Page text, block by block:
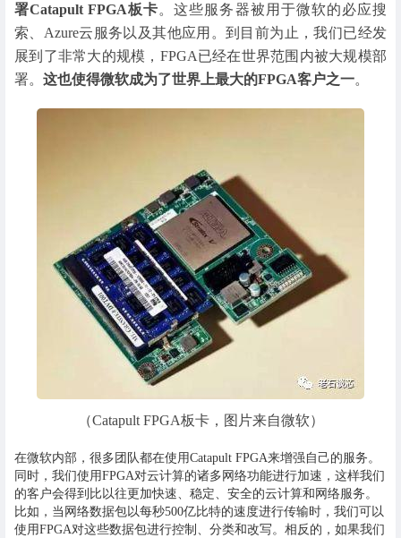
署Catapult FPGA板卡。这些服务器被用于微软的必应搜
索、Azure云服务以及其他应用。到目前为止，我们已经发
展到了非常大的规模，FPGA已经在世界范围内被大规模部
署。 这也使得微软成为了世界上最大的FPGA客户之一。
（Catapult FPGA板卡，图片来自微软）
在微软内部，很多团队都在使用Catapult FPGA来增强自己的服务。
同时，我们使用FPGA对云计算的诸多网络功能进行加速，这样我们
的客户会得到比以往更加快速、稳定、安全的云计算和网络服务。
比如，当网络数据包以每秒500亿比特的速度进行传输时，我们可以
使用FPGA对这些数据包进行控制、分类和改写。相反的，如果我们